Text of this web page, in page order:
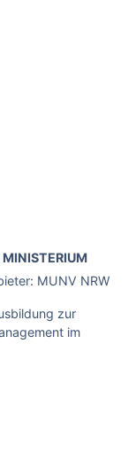
MUNV NRW
zur
im